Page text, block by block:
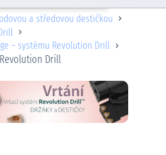
a středovou destičkou
– systému Revolution Drill
Drill